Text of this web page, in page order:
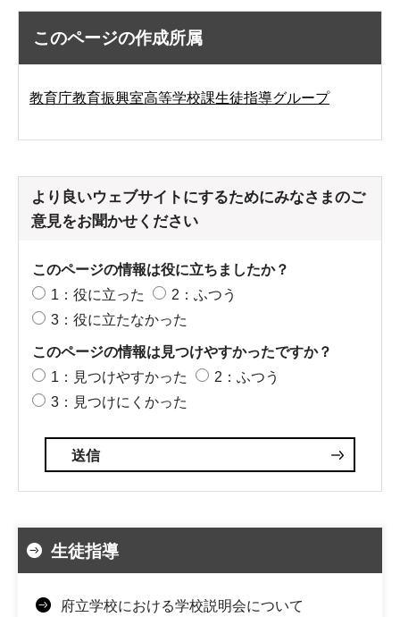
このページの作成所属
教育庁教育振興室高等学校課生徒指導グループ
より良いウェブサイトにするためにみなさまのご
意見をお聞かせください
このページの情報は役に立ちましたか？
1：役に立った
2：ふつう
3：役に立たなかった
このページの情報は見つけやすかったですか？
1：見つけやすかった
2：ふつう
3：見つけにくかった
生徒指導
府立学校における学校説明会について